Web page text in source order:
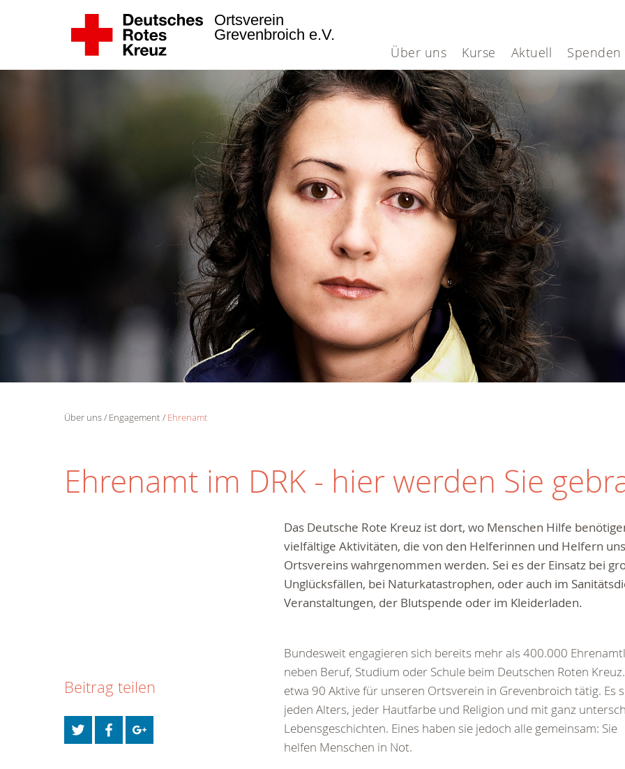
Über uns Kurse Aktuell Spenden
Ortsverein
Grevenbroich e.V.
Über uns Engagement Ehrenamt
Ehrenamt im DRK - hier werden Sie
Das Deutsche Rote Kreuz ist dort, wo Menschen Hilfe
vielfältige Aktivitäten, die von den Helferinnen und Helfern
Ortsvereins wahrgenommen werden. Sei es der Einsatz bei
Unglücksfällen, bei Naturkatastrophen, oder auch im
Veranstaltungen, der Blutspende oder im Kleiderladen.
Bundesweit engagieren sich bereits mehr als 400.000
neben Beruf, Studium oder Schule beim Deutschen Roten
etwa 90 Aktive für unseren Ortsverein in Grevenbroich tätig. Es
jeden Alters, jeder Hautfarbe und Religion und mit ganz
Lebensgeschichten. Eines haben sie jedoch alle gemeinsam: Sie
helfen Menschen in Not.
Beitrag teilen